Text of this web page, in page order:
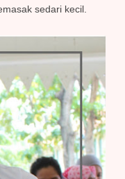
sedari kecil.